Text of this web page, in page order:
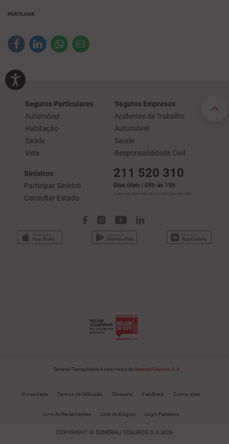
PARTILHAR
Seguros Particulares
Automóvel
Habitação
Saúde
Vida
Seguros Empresas
Acidentes de Trabalho
Automóvel
Saúde
Responsabilidade Civil
Sinistros
Participar Sinistro
Consultar Estado
211 520 310
Dias úteis | 09h às 19h
Custo de chamada para a rede fixa nacional
Generali Tranquilidade é uma marca da Generali Seguros, S.A.
Privacidade Termos de Utilização Glossário Feedback Outros sites
Livro de Reclamações Livro de Elogios Login Parceiros
COPYRIGHT © GENERALI SEGUROS S.A.2026